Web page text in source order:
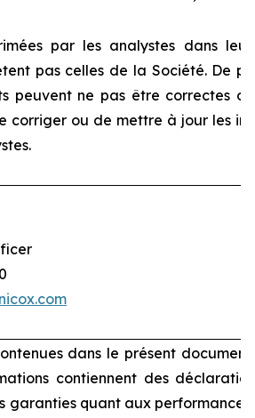
par les analystes dans
pas celles de la Société. De
peuvent ne pas être correctes
corriger ou de mettre à jour les
dans le présent
contiennent des
garanties quant aux